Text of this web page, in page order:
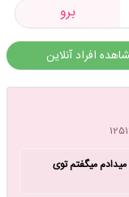
برو
افراد آنلاین
میگفتم توی